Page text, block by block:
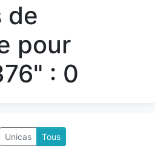
de
pour
: 0
Unicas Tous